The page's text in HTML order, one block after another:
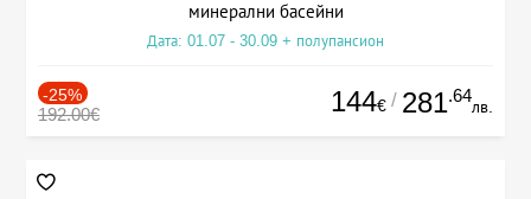
минерални басейни
Дата: 01.07 - 30.09 + полупансион
-25%
192.00€ 144€ / 281.64
лв.